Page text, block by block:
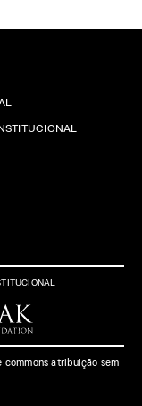
INSTITUCIONAL
atribuição sem